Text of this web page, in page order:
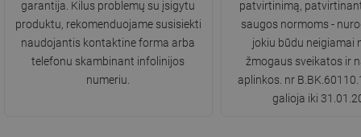
garantija. Kilus problemų su įsigytu
produktu, rekomenduojame susisiekti
naudojantis kontaktine forma arba
telefonu skambinant infolinijos
numeriu.
patvirtinimą,
saugos normoms -
jokiu būdu neigiamai
žmogaus sveikatos ir
aplinkos. nr
galioja iki